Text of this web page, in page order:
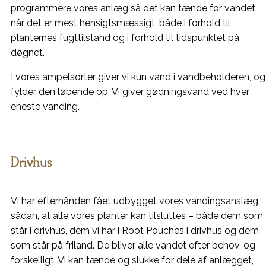
programmere vores anlæg så det kan tænde for vandet,
når det er mest hensigtsmæssigt, både i forhold til
planternes fugttilstand og i forhold til tidspunktet på
døgnet.
I vores ampelsorter giver vi kun vand i vandbeholderen, og
fylder den løbende op. Vi giver gødningsvand ved hver
eneste vanding.
Drivhus
Vi har efterhånden fået udbygget vores vandingsanslæg
sådan, at alle vores planter kan tilsluttes – både dem som
står i drivhus, dem vi har i Root Pouches i drivhus og dem
som står på friland. De bliver alle vandet efter behov, og
forskelligt. Vi kan tænde og slukke for dele af anlægget,